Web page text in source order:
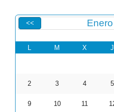
<<
L M X J
2 3 4 5
9 10 11